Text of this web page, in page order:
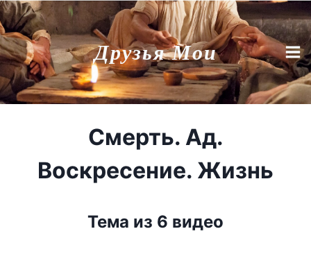
Перейти
к
содержимомуДрузья Мои
Смерть. Ад.
Воскресение. Жизнь
Тема из 6 видео